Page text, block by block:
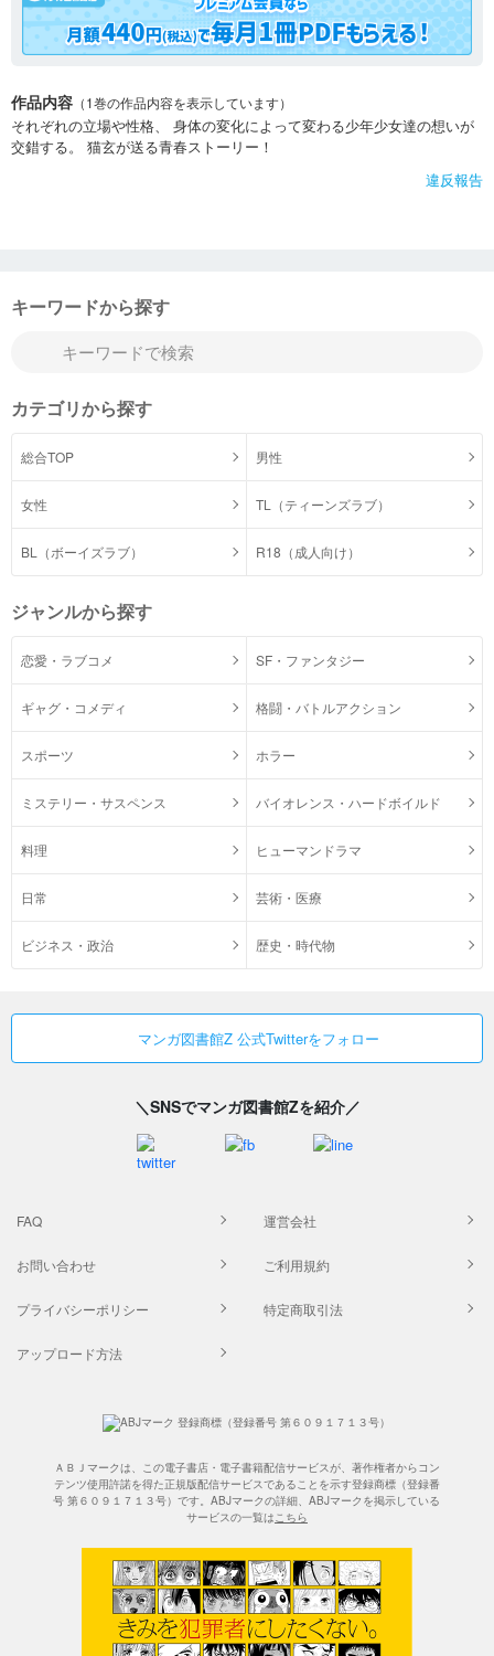
作品内容 （1巻の作品内容を表示しています）
それぞれの立場や性格、 身体の変化によって変わる少年少女達の想いが
交錯する。 猫玄が送る青春ストーリー！
違反報告
キーワードから探す
カテゴリから探す
総合TOP 男性
女性 TL（ティーンズラブ）
BL（ボーイズラブ） R18（成人向け）
ジャンルから探す
恋愛・ラブコメ SF・ファンタジー
ギャグ・コメディ 格闘・バトルアクション
スポーツ ホラー
ミステリー・サスペンス バイオレンス・ハードボイルド
料理 ヒューマンドラマ
日常 芸術・医療
ビジネス・政治 歴史・時代物
マンガ図書館Z 公式Twitterをフォロー
＼SNSでマンガ図書館Zを紹介／
FAQ 運営会社
お問い合わせ ご利用規約
プライバシーポリシー 特定商取引法
アップロード方法
ＡＢＪマークは、この電子書店・電子書籍配信サービスが、著作権者からコン
テンツ使用許諾を得た正規版配信サービスであることを示す登録商標（登録番
号 第６０９１７１３号）です。ABJマークの詳細、ABJマークを掲示している
サービスの一覧はこちら